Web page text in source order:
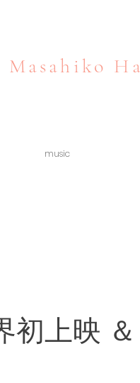
Masahiko
music
初上映